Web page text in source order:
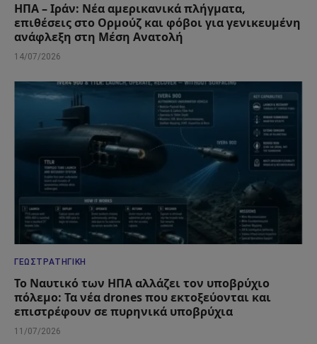
ΗΠΑ – Ιράν: Νέα αμερικανικά πλήγματα,
επιθέσεις στο Ορμούζ και φόβοι για γενικευμένη
ανάφλεξη στη Μέση Ανατολή
14/07/2026
ΓΕΩΣΤΡΑΤΗΓΙΚΉ
Το Ναυτικό των ΗΠΑ αλλάζει τον υποβρύχιο
πόλεμο: Τα νέα drones που εκτοξεύονται και
επιστρέφουν σε πυρηνικά υποβρύχια
11/07/2026